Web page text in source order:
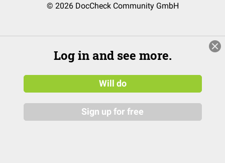
© 2026 DocCheck Community GmbH
Log in and see more.
Will do
Sign up for free